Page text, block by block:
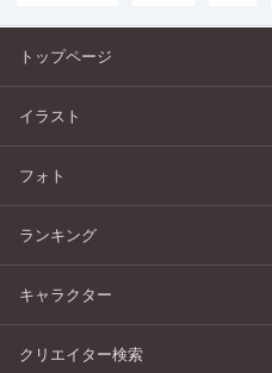
トップページ
イラスト
フォト
ランキング
キャラクター
クリエイター検索